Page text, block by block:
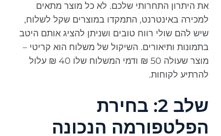
את היתרון התחרותי שלכם. לא כל מוצר מתאים
למכירה באינטרנט, התמקדו במוצרים שקל לשלוח,
שיש להם שולי רווח טובים ושניתן להציג אותם היטב
בתמונות ותיאורים. השיקול של משלוח הוא קריטי –
מוצר שעולה 50 ₪ ודמי המשלוח שלו 40 ₪ עלול
להרתיע לקוחות.
שלב 2: בחירת
הפלטפורמה הנכונה